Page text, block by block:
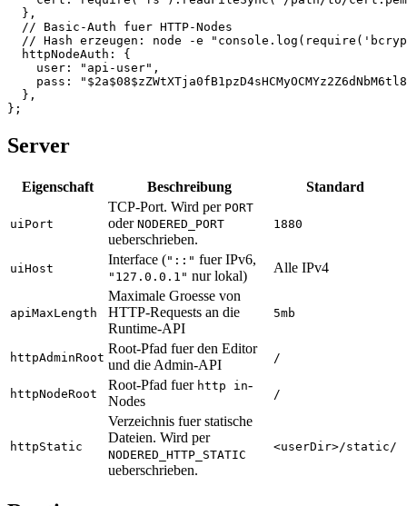
  },
  // Basic-Auth fuer HTTP-Nodes
// Hash erzeugen: node -e
  httpNodeAuth: {
    user:
"api-user" ,
    pass:
  },
};
Server
Eigenschaft Beschreibung Standard
uiPort
TCP-Port. Wird per PORT
oder NODERED_PORT
ueberschrieben.
1880
uiHost
Interface ("::" fuer IPv6,
"127.0.0.1" nur lokal)
Alle IPv4
apiMaxLength
Maximale Groesse von
HTTP-Requests an die
Runtime-API
5mb
httpAdminRoot
Root-Pfad fuer den Editor
und die Admin-API
/
httpNodeRoot
Root-Pfad fuer http in-
Nodes
/
httpStatic
Verzeichnis fuer statische
Dateien. Wird per
NODERED_HTTP_STATIC
ueberschrieben.
<userDir>/static/